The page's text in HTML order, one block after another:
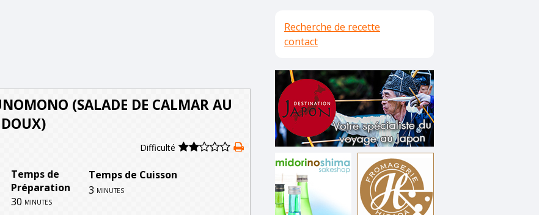
(SALADE DE CALMAR AU
Difficulté
Temps de
Préparation
30 minutes
Temps de Cuisson
3 minutes
Recherche de recette
contact